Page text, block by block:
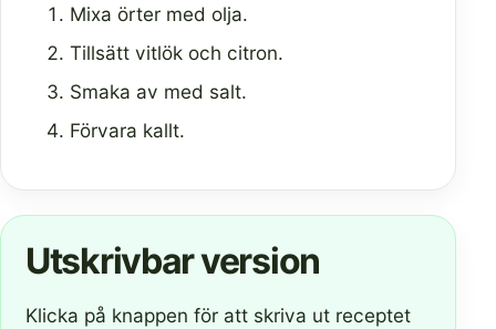
Mixa örter med olja.
Tillsätt vitlök och citron.
Smaka av med salt.
Förvara kallt.
Utskrivbar version
Klicka på knappen för att skriva ut receptet